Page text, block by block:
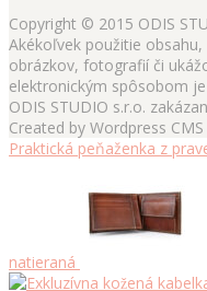
Copyright © 2015 ODIS
Akékoľvek použitie
obrázkov, fotografií či
elektronickým spôsobom
ODIS STUDIO s.r.o.
Created by Wordpress
Praktická peňaženka z
natieraná